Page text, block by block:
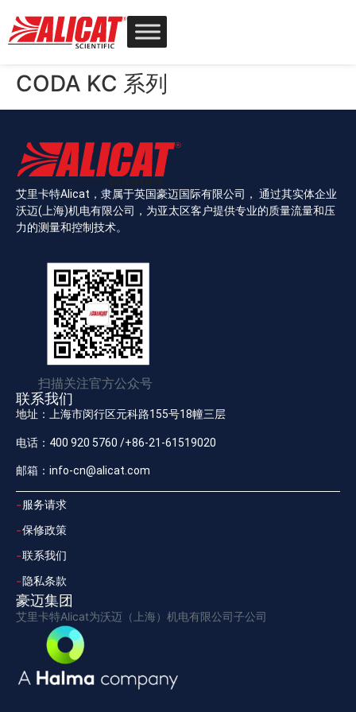
CODA KC 系列
艾里卡特Alicat，隶属于英国豪迈国际有限公司， 通过其实体企业
沃迈(上海)机电有限公司，为亚太区客户提供专业的质量流量和压
力的测量和控制技术。
扫描关注官方公众号
联系我们
地址：上海市闵行区元科路155号18幢三层
电话：400 920 5760 /+86-21-61519020
邮箱：info-cn@alicat.com
服务请求
保修政策
联系我们
隐私条款
豪迈集团
艾里卡特Alicat为沃迈（上海）机电有限公司子公司